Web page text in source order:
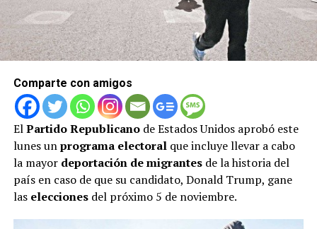
Comparte con amigos
ElPartidoRepublicanode Estados Unidos aprobó este
lunes unprograma electoralque incluye llevar a cabo
la mayor deportación de migrantesde la historia del
país en caso de que su candidato, Donald Trump, gane
las eleccionesdel próximo 5 de noviembre.